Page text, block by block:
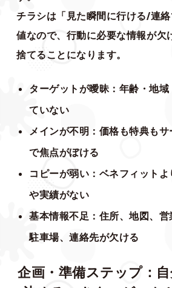
チラシは「見た瞬間に行ける/連
値なので、行動に必要な情報が欠
捨てることになります。
ターゲットが曖昧：年齢・地
ていない
メインが不明：価格も特典も
で焦点がぼける
コピーが弱い：ベネフィット
や実績がない
基本情報不足：住所、地図、営
駐車場、連絡先が欠ける
企画・準備ステップ：